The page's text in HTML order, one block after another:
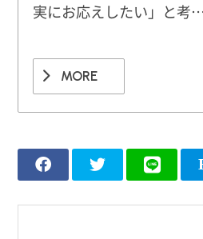
実にお応えしたい」と考
MORE